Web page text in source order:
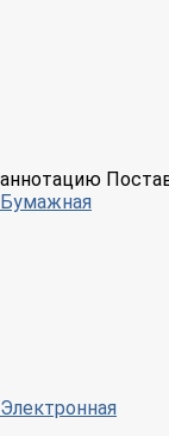
аннотацию
Бумажная
Электронная